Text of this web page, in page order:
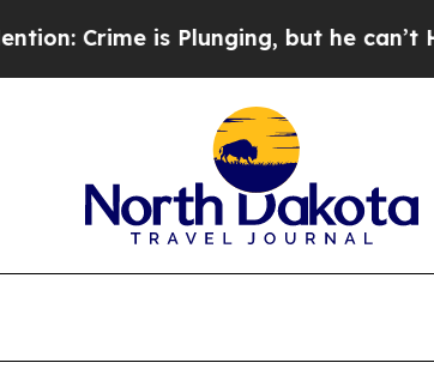
is Plunging, but he can’t Handle